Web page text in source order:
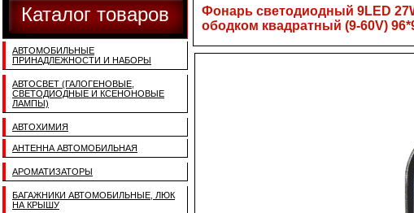
Каталог товаров
АВТОМОБИЛЬНЫЕ
ПРИНАДЛЕЖНОСТИ И НАБОРЫ
АВТОСВЕТ (ГАЛОГЕНОВЫЕ,
СВЕТОДИОДНЫЕ И КСЕНОНОВЫЕ
ЛАМПЫ)
АВТОХИМИЯ
АНТЕННА АВТОМОБИЛЬНАЯ
АРОМАТИЗАТОРЫ
БАГАЖНИКИ АВТОМОБИЛЬНЫЕ, ЛЮК
НА КРЫШУ
Фонарь светодиодный 9LED
ободком квадратный (9-60V)